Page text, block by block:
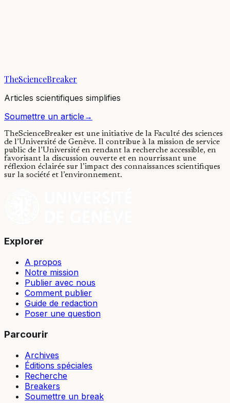
14/10/2021·4 min de lecture
TheScienceBreaker
Articles scientifiques simplifies
Soumettre un article→
TheScienceBreaker est une initiative de la Faculté des sciences
de l’Université de Genève. Il contribue à la mission de service
public de l’Université en rendant la recherche accessible, en
favorisant la discussion ouverte et en nourrissant une
réflexion éclairée sur l’impact des connaissances scientifiques
sur la société et l’environnement.
Explorer
A propos
Notre mission
Publier avec nous
Comment publier
Guide de redaction
Poser une question
Parcourir
Archives
Éditions spéciales
Recherche
Breakers
Soumettre un break